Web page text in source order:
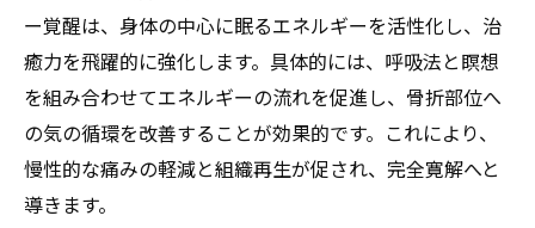
精神面へのアプローチが痛みケアに役立つ
理由
気功治療(天啓気功治療や療法)の進化と複雑
骨折への新しい視点
気功治療(天啓気功治療や療法)で得られる心
ー覚醒は、身体の中心に眠るエネルギーを活性化し、治
癒力を飛躍的に強化します。具体的には、呼吸法と瞑想
を組み合わせてエネルギーの流れを促進し、骨折部位へ
の気の循環を改善することが効果的です。これにより、
慢性的な痛みの軽減と組織再生が促され、完全寛解へと
導きます。